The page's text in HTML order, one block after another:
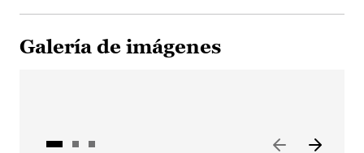
Galería de imágenes